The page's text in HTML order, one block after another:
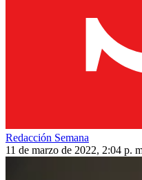
Redacción Semana
11 de marzo de 2022, 2:04 p.